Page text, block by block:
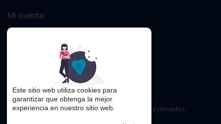
Mi cuenta
Sobre nosotros
Búsqueda Avanzada
Copyright © 2016. Todos los derechos reservados.
Este sitio web utiliza cookies para
garantizar que obtenga la mejor
experiencia en nuestro sitio web.